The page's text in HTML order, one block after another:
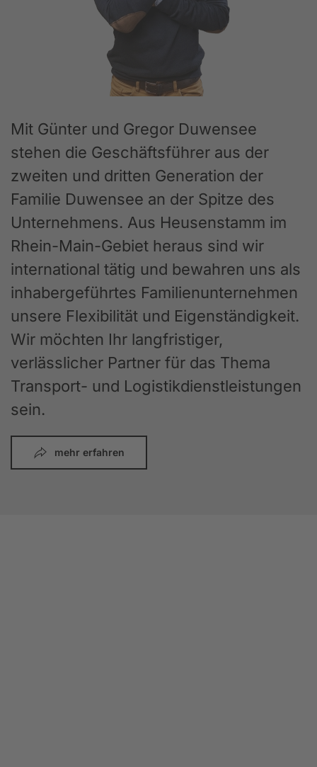
Mit Günter und Gregor Duwensee
stehen die Geschäftsführer aus der
zweiten und dritten Generation der
Familie Duwensee an der Spitze des
Unternehmens. Aus Heusenstamm im
Rhein-Main-Gebiet heraus sind wir
international tätig und bewahren uns als
inhabergeführtes Familienunternehmen
unsere Flexibilität und Eigenständigkeit.
Wir möchten Ihr langfristiger,
verlässlicher Partner für das Thema
Transport- und Logistikdienstleistungen
sein.
mehr erfahren